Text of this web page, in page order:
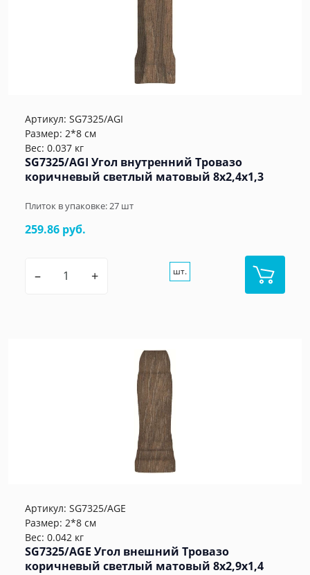
Артикул: SG7325/AGI
Размер: 2*8 см
Вес: 0.037 кг
SG7325/AGI Угол внутренний Тровазо
коричневый светлый матовый 8x2,4x1,3
Плиток в упаковке:27 шт
259.86 руб.
– + шт.
Артикул: SG7325/AGE
Размер: 2*8 см
Вес: 0.042 кг
SG7325/AGE Угол внешний Тровазо
коричневый светлый матовый 8x2,9x1,4